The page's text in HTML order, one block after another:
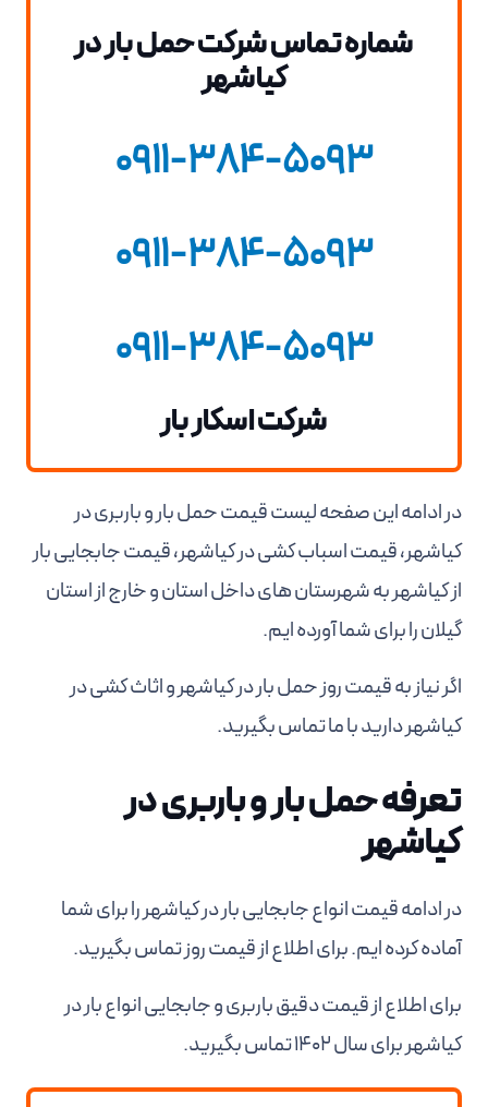
شماره تماس شرکت حمل بار در
کیاشهر
0911-384-5093
0911-384-5093
0911-384-5093
شرکت اسکار بار
در ادامه این صفحه لیست قیمت حمل بار و باربری در
کیاشهر، قیمت اسباب کشی در کیاشهر، قیمت جابجایی بار
از کیاشهر به شهرستان های داخل استان و خارج از استان
گیلان را برای شما آورده ایم.
اگر نیاز به قیمت روز حمل بار در کیاشهر و اثاث کشی در
کیاشهر دارید با ما تماس بگیرید.
تعرفه حمل بار و باربری در
کیاشهر
در ادامه قیمت انواع جابجایی بار در کیاشهر را برای شما
آماده کرده ایم. برای اطلاع از قیمت روز تماس بگیرید.
برای اطلاع از قیمت دقیق باربری و جابجایی انواع بار در
کیاشهر برای سال 1402 تماس بگیرید.